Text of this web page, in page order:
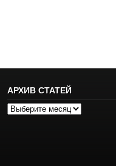
АРХИВ СТАТЕЙ
Архив